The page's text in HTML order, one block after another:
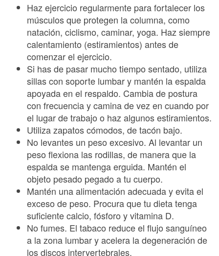
Haz ejercicio regularmente para fortalecer los
músculos que protegen la columna, como
natación, ciclismo, caminar, yoga. Haz siempre
calentamiento (estiramientos) antes de
comenzar el ejercicio.
Si has de pasar mucho tiempo sentado, utiliza
sillas con soporte lumbar y mantén la espalda
apoyada en el respaldo. Cambia de postura
con frecuencia y camina de vez en cuando por
el lugar de trabajo o haz algunos estiramientos.
Utiliza zapatos cómodos, de tacón bajo.
No levantes un peso excesivo. Al levantar un
peso flexiona las rodillas, de manera que la
espalda se mantenga erguida. Mantén el
objeto pesado pegado a tu cuerpo.
Mantén una alimentación adecuada y evita el
exceso de peso. Procura que tu dieta tenga
suficiente calcio, fósforo y vitamina D.
No fumes. El tabaco reduce el flujo sanguíneo
a la zona lumbar y acelera la degeneración de
los discos intervertebrales.